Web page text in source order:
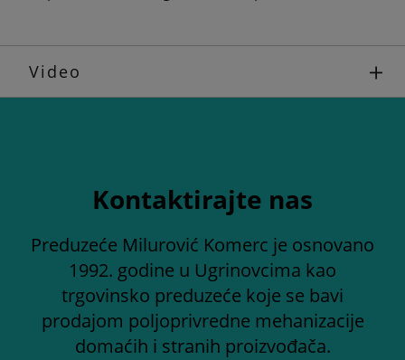
Video
Kontaktirajte nas
Preduzeće Milurović Komerc je osnovano
1992. godine u Ugrinovcima kao
trgovinsko preduzeće koje se bavi
prodajom poljoprivredne mehanizacije
domaćih i stranih proizvođača.